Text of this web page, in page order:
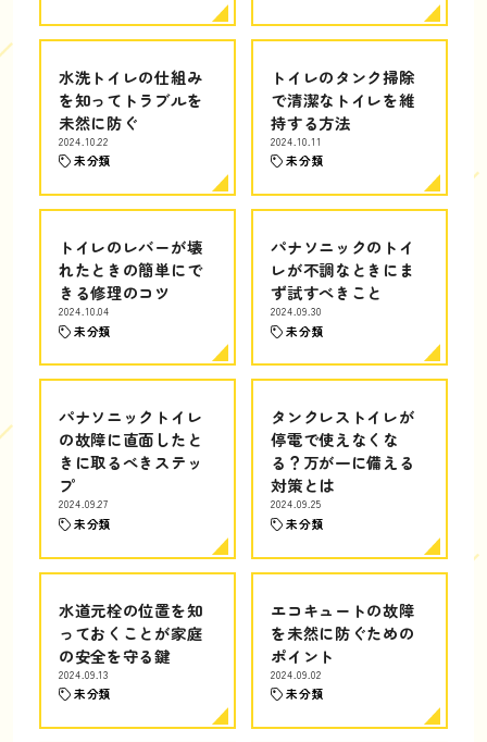
水洗トイレの仕組み
を知ってトラブルを
未然に防ぐ
2024.10.22
未分類
トイレのタンク掃除
で清潔なトイレを維
持する方法
2024.10.11
未分類
トイレのレバーが壊
れたときの簡単にで
きる修理のコツ
2024.10.04
未分類
パナソニックのトイ
レが不調なときにま
ず試すべきこと
2024.09.30
未分類
パナソニックトイレ
の故障に直面したと
きに取るべきステッ
プ
2024.09.27
未分類
タンクレストイレが
停電で使えなくな
る？万が一に備える
対策とは
2024.09.25
未分類
水道元栓の位置を知
っておくことが家庭
の安全を守る鍵
2024.09.13
未分類
エコキュートの故障
を未然に防ぐための
ポイント
2024.09.02
未分類